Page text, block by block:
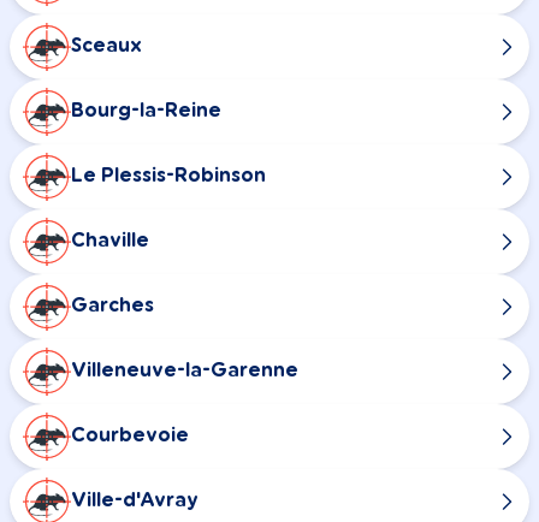
Sceaux
Bourg-la-Reine
Le Plessis-Robinson
Chaville
Garches
Villeneuve-la-Garenne
Courbevoie
Ville-d'Avray